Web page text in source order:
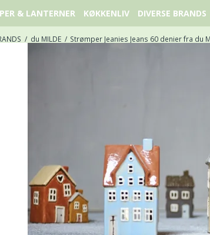
& LANTERNER KØKKENLIV DIVERSE BRANDS
/ du MILDE / Strømper Jeanies Jeans 60 denier fra du